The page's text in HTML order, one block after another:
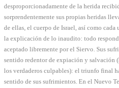
desproporcionadamente de la herida
sorprendentemente sus propias heridas
de ellas, el cuerpo de Israel, así como
la explicación de lo inaudito: todo
aceptado libremente por el Siervo. Sus
sentido redentor de expiación y salvación
los verdaderos culpables): el triunfo final
sentido de sus sufrimientos. En el Nuevo